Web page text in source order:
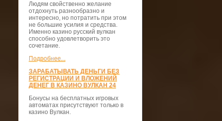
Людям свойственно желание
отдохнуть разнообразно и
интересно, но потратить при этом
не большие усилия и средства.
Именно казино русский вулкан
способно удовлетворить это
сочетание.
Подробнее...
ЗАРАБАТЫВАТЬ ДЕНЬГИ БЕЗ
РЕГИСТРАЦИИ И ВЛОЖЕНИЙ
ДЕНЕГ В КАЗИНО ВУЛКАН 24
Бонусы на бесплатных игровых
автоматах присутствуют только в
казино Вулкан.